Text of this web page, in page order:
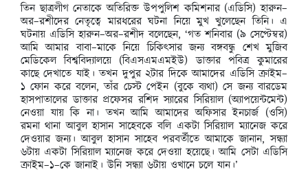
তিন ছাত্রলীগ নেতাকে অতিরিক্ত উপপুলিশ কমিশনার (এডিসি) হারুন–
অর–রশীদের নেতৃত্বে মারধরের ঘটনা নিয়ে মুখ খুলেছেন তিনি। এ
ঘটনায় এডিসি হারুন–অর–রশীদ বলেছেন, ‘গত শনিবার (৯ সেপ্টেম্বর)
আমি আমার বাবা–মাকে নিয়ে চিকিৎসার জন্য বঙ্গবন্ধু শেখ মুজিব
মেডিকেল বিশ্ববিদ্যালয়ে (বিএসএমএমইউ) ডাক্তার পবিত্র কুমারের
কাছে দেখাতে যাই। তখন দুপুর ২টার দিকে আমাদের এডিসি ক্রাইম–
১ ফোন করে বলেন, তাঁর চেস্ট পেইন (বুকে ব্যথা) সে জন্য বারডেম
হাসপাতালের ডাক্তার প্রফেসর রশিদ স্যারের সিরিয়াল (অ্যাপয়েন্টমেন্ট)
নেওয়া যায় কি না। তখন আমি আমাদের অফিসার ইনচার্জ (ওসি)
রমনা থানা আবুল হাসান সাহেবকে বলি একটা সিরিয়াল ম্যানেজ করে
দেওয়ার জন্য। আবুল হাসান সাহেব পরবর্তীতে আমাকে জানান, সন্ধ্যা
৬টায় একটা সিরিয়াল ম্যানেজ করে দেওয়া হয়েছে। আমি সেটা এডিসি
ক্রাইম–১–কে জানাই। উনি সন্ধ্যা ৬টায় ওখানে চলে যান।’